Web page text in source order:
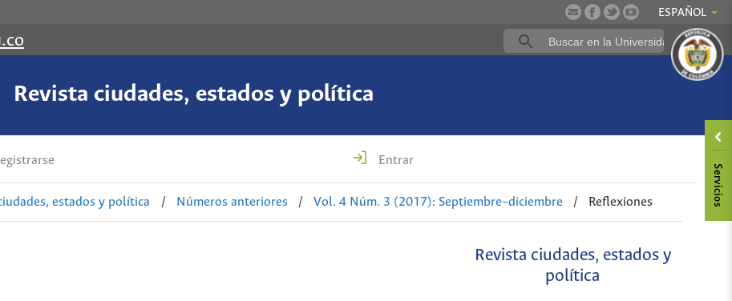
ESPAÑOL
Revista ciudades, estados y política
Entrar
estados y política / Números anteriores / Vol. 4 Núm. 3 (2017): Septiembre–diciembre / Reflexiones
Revista ciudades, estados y
política